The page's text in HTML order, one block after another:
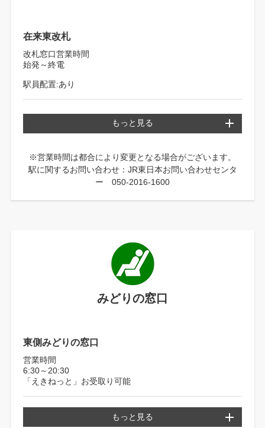
在来東改札
改札窓口営業時間
始発～終電
駅員配置:あり
もっと見る
※営業時間は都合により変更となる場合がございます。
駅に関するお問い合わせ：JR東日本お問い合わせセンタ
ー 050-2016-1600
みどりの窓口
東側みどりの窓口
営業時間
6:30～20:30
「えきねっと」お受取り可能
もっと見る